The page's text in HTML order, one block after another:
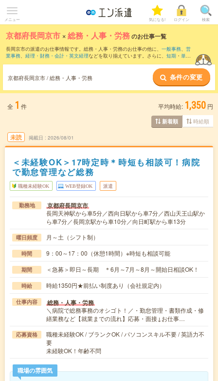
メニュー 気になる! ログイン 検索
京都府長岡京市 ×総務・人事・労務のお仕事一覧
長岡京市の派遣のお仕事情報です。総務・人事・労務のお仕事の他に、 一般事務、 営
業事務、 経理・財務・会計・英文経理などを取り揃えています。さらに、 短期 ・ 単発
京都府長岡京市 / 総務・人事・労務 条件の変更
全 1 件 平均時給: 1,350 円
新着順 時給順
未読 掲載日 2026/08/01
＜未経験OK＞17時定時＊時短も相談可！病院
で勤怠管理など総務
職種未経験OK WEB登録OK 派遣
勤務地 京都府長岡京市
長岡天神駅から車5分／西向日駅から車7分／西山天王山駅か
ら車7分／長岡京駅から車10分／向日町駅から車13分
曜日頻度 月～土（シフト制）
時間 9：00～17：00（休憩1時間）※時短も相談可能
期間 ＜急募＞即日～長期 ＊6月～7月～8月～開始日相談OK！
時給 時給1350円★前払い制度あり（会社規定内）
仕事内容 総務・人事・労務
＼病院で総務事務のオシゴト！／・勤怠管理・書類作成・修
繕業務など【就業までの流れ】応募・面接↓お仕事…
応募資格
職種未経験OK / ブランクOK / パソコンスキル不要 / 英語力不
要
未経験OK！年齢不問
職場の雰囲気